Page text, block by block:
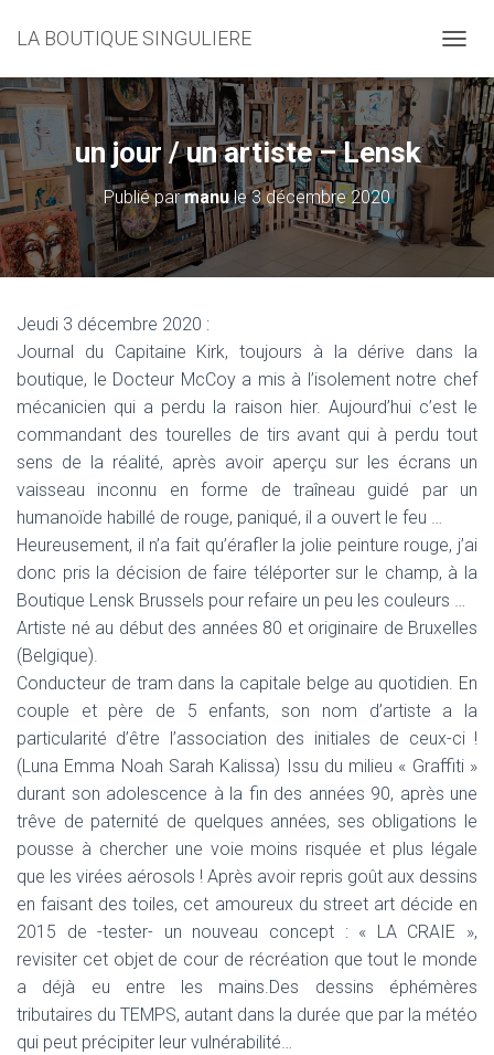
LA BOUTIQUE SINGULIERE
É
L
I
E
R
L
A
N
T
O
N
un jour / un artiste – Lensk
Publié parmanule3 décembre 2020
Jeudi 3 décembre 2020 :
Journal du Capitaine Kirk, toujours à la dérive dans la
boutique, le Docteur McCoy a mis à l’isolement notre chef
mécanicien qui a perdu la raison hier. Aujourd’hui c’est le
commandant des tourelles de tirs avant qui à perdu tout
sens de la réalité, après avoir aperçu sur les écrans un
vaisseau inconnu en forme de traîneau guidé par un
humanoïde habillé de rouge, paniqué, il a ouvert le feu …
Heureusement, il n’a fait qu’érafler la jolie peinture rouge, j’ai
donc pris la décision de faire téléporter sur le champ, à la
Boutique Lensk Brussels pour refaire un peu les couleurs …
Artiste né au début des années 80 et originaire de Bruxelles
(Belgique).
Conducteur de tram dans la capitale belge au quotidien. En
couple et père de 5 enfants, son nom d’artiste a la
particularité d’être l’association des initiales de ceux-ci !
(Luna Emma Noah Sarah Kalissa) Issu du milieu « Graffiti »
durant son adolescence à la fin des années 90, après une
trêve de paternité de quelques années, ses obligations le
pousse à chercher une voie moins risquée et plus légale
que les virées aérosols ! Après avoir repris goût aux dessins
en faisant des toiles, cet amoureux du street art décide en
2015 de -tester- un nouveau concept : « LA CRAIE »,
revisiter cet objet de cour de récréation que tout le monde
a déjà eu entre les mains.Des dessins éphémères
tributaires du TEMPS, autant dans la durée que par la météo
qui peut précipiter leur vulnérabilité…